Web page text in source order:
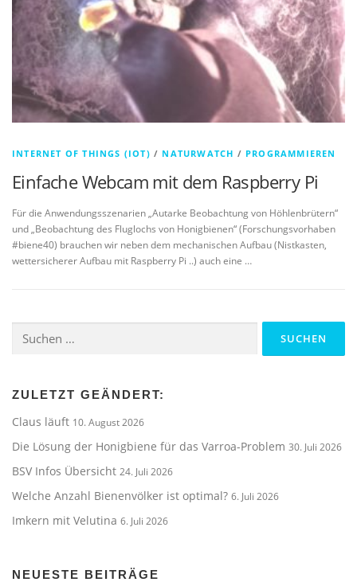
INTERNET OF THINGS (IOT) / NATURWATCH / PROGRAMMIEREN
Einfache Webcam mit dem Raspberry Pi
Für die Anwendungsszenarien „Autarke Beobachtung von Höhlenbrütern“
und „Beobachtung des Fluglochs von Honigbienen“ (Forschungsvorhaben
#biene40) brauchen wir neben dem mechanischen Aufbau (Nistkasten,
wettersicherer Aufbau mit Raspberry Pi ..) auch eine …
nach:
ZULETZT GEÄNDERT:
Claus läuft 10. August 2026
Die Lösung der Honigbiene für das Varroa-Problem 30. Juli 2026
BSV Infos Übersicht 24. Juli 2026
Welche Anzahl Bienenvölker ist optimal? 6. Juli 2026
Imkern mit Velutina 6. Juli 2026
NEUESTE BEITRÄGE